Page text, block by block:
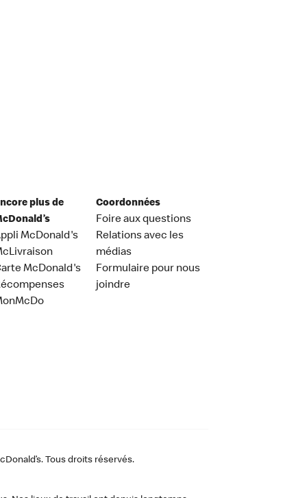
plus de
McDonald's
McDonald's
Coordonnées
Foire aux questions
Relations avec les
médias
Formulaire pour nous
joindre
Tous droits réservés.